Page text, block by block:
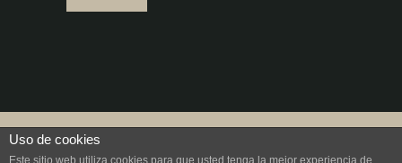
©2026 |
Uso de cookies
Este sitio web utiliza cookies para que usted tenga la mejor experiencia de